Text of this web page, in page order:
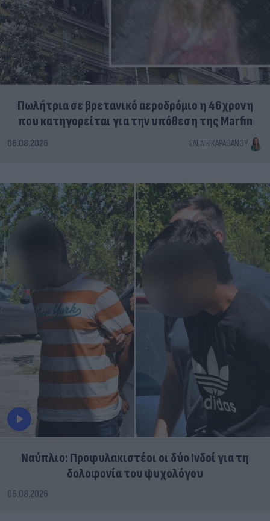
Πωλήτρια σε βρετανικό αεροδρόμιο η 46χρονη
που κατηγορείται για την υπόθεση της Marfin
06.08.2026 ΕΛΈΝΗ ΚΑΡΑΘΆΝΟΥ
Ναύπλιο: Προφυλακιστέοι οι δύο Ινδοί για τη
δολοφονία του ψυχολόγου
06.08.2026